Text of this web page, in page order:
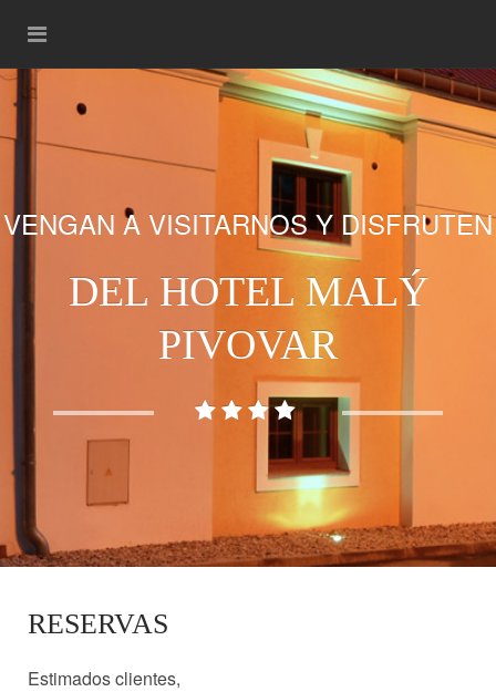
VENGAN A VISITARNOS Y DISFRUTEN
DEL HOTEL MALÝ
PIVOVAR
RESERVAS
Estimados clientes,